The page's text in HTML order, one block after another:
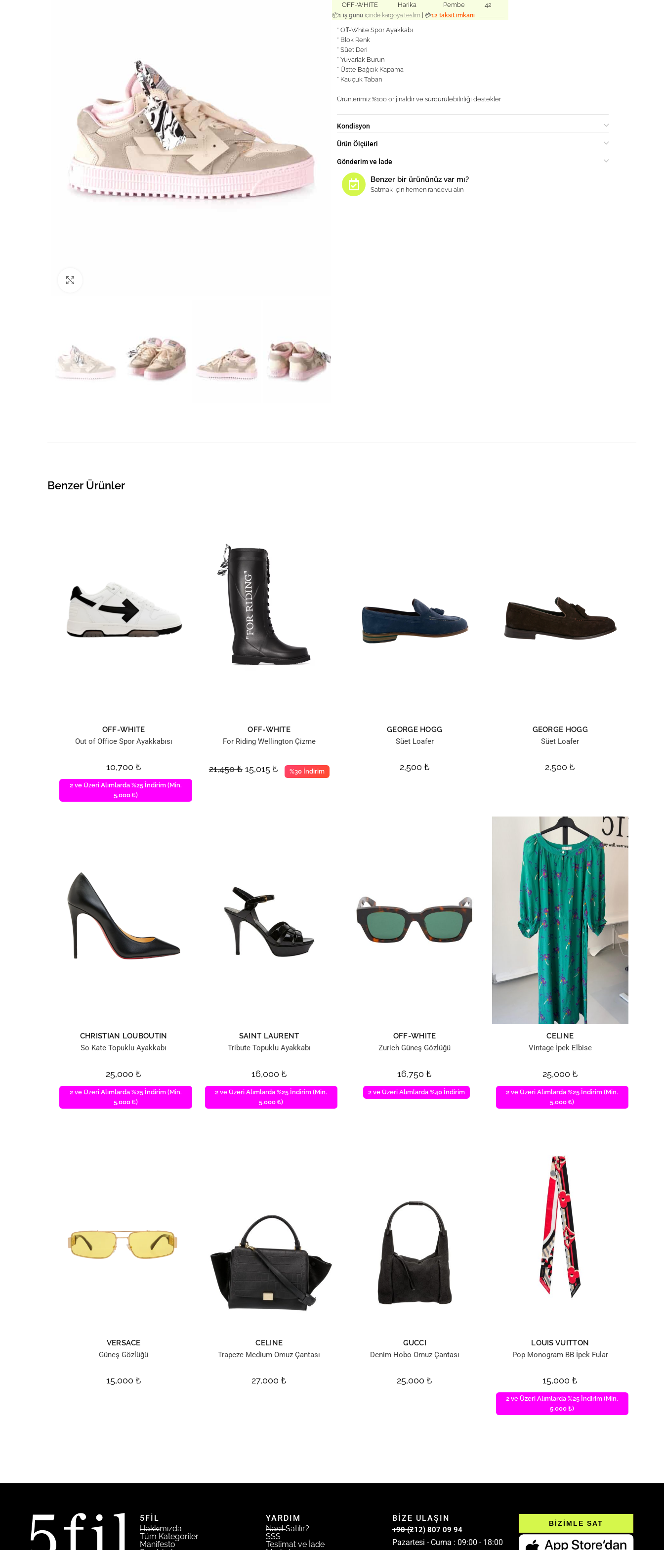
OFF-WHITE Harika Pembe 42
📦1 iş günüiçinde kargoya teslim|💳12 taksit imkanı
* Off-White Spor Ayakkabı
* Blok Renk
* Süet Deri
* Yuvarlak Burun
* Üstte Bağcık Kapama
* Kauçuk Taban
Ürünlerimiz %100 orijinaldir ve sürdürülebilirliği destekler
Kondisyon
Ürün Ölçüleri
Gönderim ve İade
Benzer bir ürününüz var mı?
Satmak için hemen randevu alın
Benzer Ürünler
OFF-WHITE
Out of Office Spor Ayakkabısı
10,700 ₺
2 ve Üzeri Alımlarda %25 İndirim (Min.
5,000 ₺)
OFF-WHITE
For Riding Wellington Çizme
21,450₺ 15,015 ₺ %30 İndirim
GEORGE HOGG
Süet Loafer
2,500 ₺
GEORGE HOGG
Süet Loafer
2,500₺
CHRISTIAN LOUBOUTIN
So Kate Topuklu Ayakkabı
25,000₺
2 ve Üzeri Alımlarda %25 İndirim (Min.
5,000 ₺)
SAINT LAURENT
Tribute Topuklu Ayakkabı
16,000 ₺
2 ve Üzeri Alımlarda %25 İndirim (Min.
5,000 ₺)
OFF-WHITE
Zurich Güneş Gözlüğü
16,750₺
2 ve Üzeri Alımlarda %40 İndirim
CELINE
Vintage İpek Elbise
25,000 ₺
2 ve Üzeri Alımlarda %25 İndirim (Min.
5,000 ₺)
VERSACE
Güneş Gözlüğü
15,000 ₺
CELINE
Trapeze Medium Omuz Çantası
27,000₺
GUCCI
Denim Hobo Omuz Çantası
25,000₺
LOUIS VUITTON
Pop Monogram BB İpek Fular
15,000₺
2 ve Üzeri Alımlarda %25 İndirim (Min.
5,000 ₺)
5FİL
Hakkımızda
Tüm Kategoriler
Manifesto
YARDIM
Nasıl Satılır?
SSS
Teslimat ve İade
BİZE ULAŞIN
+90 (212) 807 09 94
Pazartesi - Cuma : 09:00 - 18:00
BİZİMLE SAT